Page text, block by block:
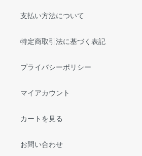
支払い方法について
特定商取引法に基づく表記
プライバシーポリシー
マイアカウント
カートを見る
お問い合わせ